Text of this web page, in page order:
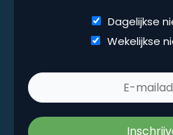
Dagelijkse
Wekelijkse
Marketingfacts. Elke
Dagelijkse
Wekelijkse